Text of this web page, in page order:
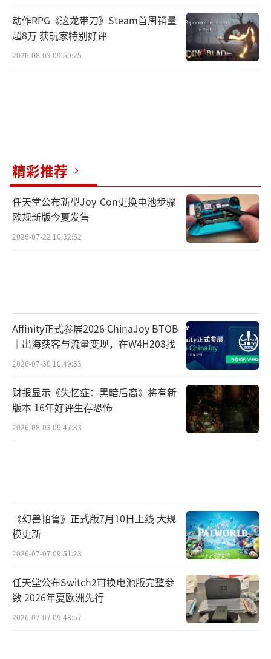
动作RPG《这龙带刀》Steam首周销量
超8万 获玩家特别好评
2026-08-03 09:50:25
精彩推荐
任天堂公布新型Joy-Con更换电池步骤
欧规新版今夏发售
2026-07-22 10:32:52
Affinity正式参展2026 ChinaJoy BTOB
｜出海获客与流量变现，在W4H203找
2026-07-30 10:49:33
财报显示《失忆症：黑暗后裔》将有新
版本 16年好评生存恐怖
2026-08-03 09:47:33
《幻兽帕鲁》正式版7月10日上线 大规
模更新
2026-07-07 09:51:23
任天堂公布Switch2可换电池版完整参
数 2026年夏欧洲先行
2026-07-07 09:48:57